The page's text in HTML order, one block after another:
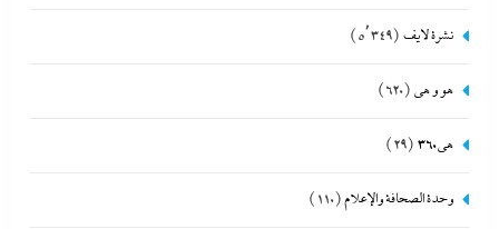
نشرة لايف (5٬349)
هو و هي (620)
هى360 (29)
وحدة الصحافة والإعلام(110)